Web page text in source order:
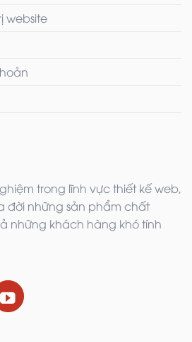
website
trong lĩnh vực thiết kế web,
đời những sản phẩm chất
những khách hàng khó tính